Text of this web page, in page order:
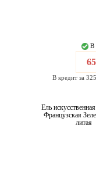
В
В кредит за
Ель
Французская
литая